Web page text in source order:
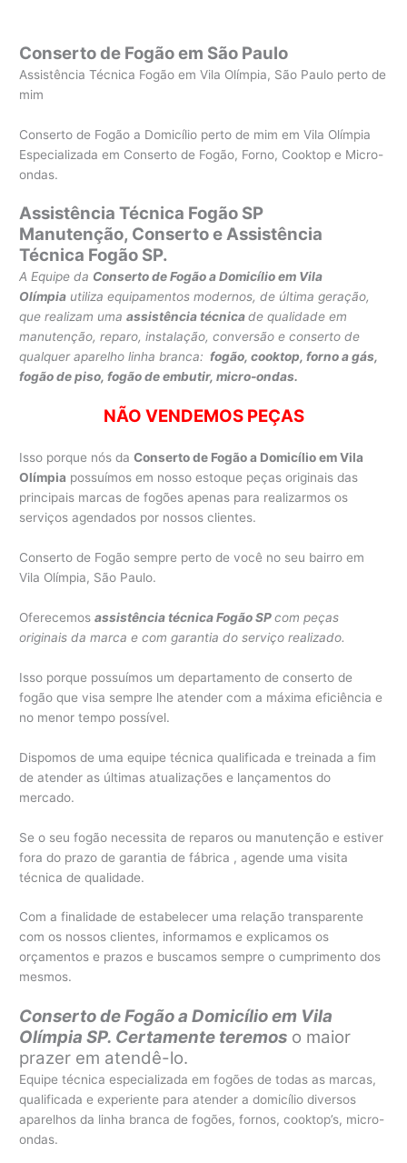
Conserto de Fogão em São Paulo
Assistência Técnica Fogão em Vila Olímpia, São Paulo perto de
mim
Conserto de Fogão a Domicílio perto de mim em Vila Olímpia
Especializada em Conserto de Fogão, Forno, Cooktop e Micro-
ondas.
Assistência Técnica Fogão SP
Manutenção, Conserto e Assistência
Técnica Fogão SP.
A Equipe da Conserto de Fogão a Domicílio em Vila
Olímpia utiliza equipamentos modernos, de última geração,
que realizam umaassistência técnicade qualidade em
manutenção, reparo, instalação, conversão e conserto de
qualquer aparelho linha branca: fogão, cooktop, forno a gás,
fogão de piso, fogão de embutir, micro-ondas.
NÃO VENDEMOS PEÇAS
Isso porque nós daConserto de Fogão a Domicílio em Vila
Olímpia possuímos em nosso estoque peças originais das
principais marcas de fogões apenas para realizarmos os
serviços agendados por nossos clientes.
Conserto de Fogão sempre perto de você no seu bairro em
Vila Olímpia, São Paulo.
Oferecemosassistência técnica Fogão SPcom peças
originais da marca e com garantia do serviço realizado.
Isso porque possuímos um departamento de conserto de
fogão que visa sempre lhe atender com a máxima eficiência e
no menor tempo possível.
Dispomos de uma equipe técnica qualificada e treinada a fim
de atender as últimas atualizações e lançamentos do
mercado.
Se o seu fogão necessita de reparos ou manutenção e estiver
fora do prazo de garantia de fábrica , agende uma visita
técnica de qualidade.
Com a finalidade de estabelecer uma relação transparente
com os nossos clientes, informamos e explicamos os
orçamentos e prazos e buscamos sempre o cumprimento dos
mesmos.
Conserto de Fogão a Domicílio em Vila
Olímpia SP. Certamente teremos o maior
prazer em atendê-lo.
Equipe técnica especializada em fogões de todas as marcas,
qualificada e experiente para atender a domicílio diversos
aparelhos da linha branca de fogões, fornos, cooktop’s, micro-
ondas.